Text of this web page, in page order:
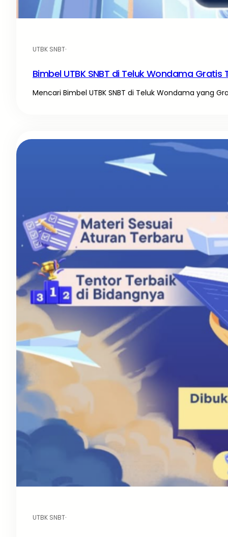
UTBK SNBT·
Bimbel UTBK SNBT di Teluk Wondama Gratis
Mencari Bimbel UTBK SNBT di Teluk Wondama yang
UTBK SNBT·